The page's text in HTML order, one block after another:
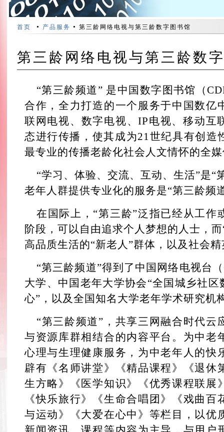
首页 • 产品服务 • 第三龄网络电视与第三龄数字图书馆
第三龄网络电视与第三龄数
“第三龄频道” 是中国数字图书馆（
合作，全力打造的一个服务于中国数亿
联网电视、数字电视、IP电视、移动互
态进行传播，使其成为21世纪具有创造
最专业的传播老龄化社会人文情怀的全
“学习、体验、交流、互动、生活”是“
老年人群提供专业化的服务是“第三龄
在国际上，“第三龄”泛指已经从工作
阶段，可以自由追求个人梦想的人士，
高品质生活的“新老人”群体，以及社会
“第三龄频道”得到了中国网络电视台
大学、中国老年大学协会“全国城乡社
心”，以及全国知名大学老年学术研究机
“第三龄频道”，共享三网融合时代云
与资源库群相结合的内容平台。为中老
心理与生理健康服务，为中老年人的快
辟有《名师讲堂》《精品课程》《退休
生方略》《医学知识》《优秀课程联展
《快乐旅行》《生命合唱团》《戏曲
与运动》《大爱在心中》等栏目，以优